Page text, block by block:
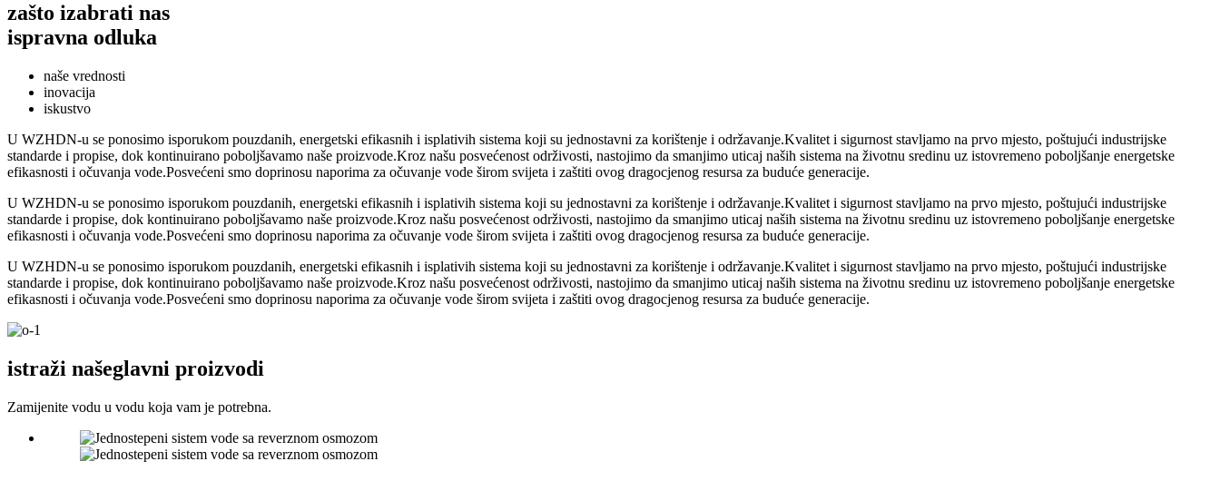
zašto izabrati nas
ispravna odluka
naše vrednosti
inovacija
iskustvo
U WZHDN-u se ponosimo isporukom pouzdanih, energetski efikasnih i isplativih sistema koji su jednostavni za korištenje i održavanje.Kvalitet i sigurnost stavljamo na prvo mjesto, poštujući industrijske
standarde i propise, dok kontinuirano poboljšavamo naše proizvode.Kroz našu posvećenost održivosti, nastojimo da smanjimo uticaj naših sistema na životnu sredinu uz istovremeno poboljšanje energetske
efikasnosti i očuvanja vode.Posvećeni smo doprinosu naporima za očuvanje vode širom svijeta i zaštiti ovog dragocjenog resursa za buduće generacije.
U WZHDN-u se ponosimo isporukom pouzdanih, energetski efikasnih i isplativih sistema koji su jednostavni za korištenje i održavanje.Kvalitet i sigurnost stavljamo na prvo mjesto, poštujući industrijske
standarde i propise, dok kontinuirano poboljšavamo naše proizvode.Kroz našu posvećenost održivosti, nastojimo da smanjimo uticaj naših sistema na životnu sredinu uz istovremeno poboljšanje energetske
efikasnosti i očuvanja vode.Posvećeni smo doprinosu naporima za očuvanje vode širom svijeta i zaštiti ovog dragocjenog resursa za buduće generacije.
U WZHDN-u se ponosimo isporukom pouzdanih, energetski efikasnih i isplativih sistema koji su jednostavni za korištenje i održavanje.Kvalitet i sigurnost stavljamo na prvo mjesto, poštujući industrijske
standarde i propise, dok kontinuirano poboljšavamo naše proizvode.Kroz našu posvećenost održivosti, nastojimo da smanjimo uticaj naših sistema na životnu sredinu uz istovremeno poboljšanje energetske
efikasnosti i očuvanja vode.Posvećeni smo doprinosu naporima za očuvanje vode širom svijeta i zaštiti ovog dragocjenog resursa za buduće generacije.
istraži našeglavni proizvodi
Zamijenite vodu u vodu koja vam je potrebna.